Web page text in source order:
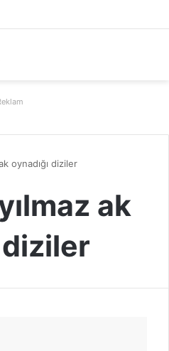
oynadığı diziler
ak
diziler